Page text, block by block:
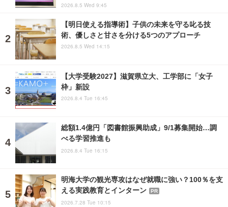
2026.8.5 Wed 9:45
【明日使える指導術】子供の未来を守る叱る技
術、優しさと甘さを分ける5つのアプローチ
2026.8.5 Wed 14:15
【大学受験2027】滋賀県立大、工学部に「女子
枠」新設
2026.8.4 Tue 16:45
総額1.4億円「図書館振興助成」9/1募集開始…調
べる学習推進も
2026.8.4 Tue 16:15
明海大学の観光専攻はなぜ就職に強い？100％を支
える実践教育とインターン
PR
2026.7.28 Tue 10:15